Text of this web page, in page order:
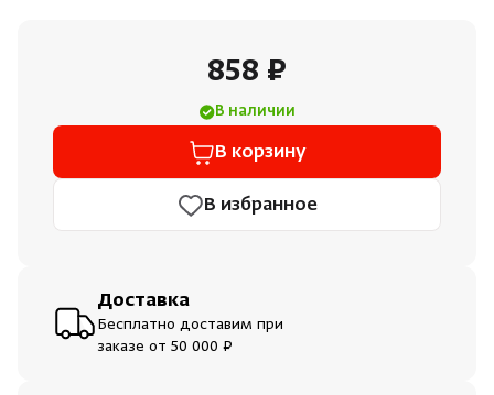
Инфракрасные сауны
Краны
858 ₽
В наличии
В корзину
В избранное
Доставка
Бесплатно доставим при
заказе от 50 000 ₽